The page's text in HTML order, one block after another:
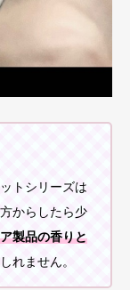
トシリーズは
からしたら少
製品の香りと
れません。